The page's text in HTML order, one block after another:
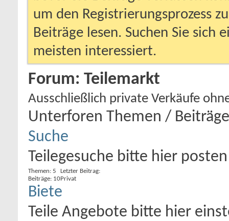
um den Registrierungsprozess
Beiträge lesen. Suchen Sie sich
meisten interessiert.
Forum: Teilemarkt
Ausschließlich private Verkäufe
Unterforen Themen /
Suche
Teilegesuche bitte hier
Themen: 5
Beiträge: 10
Letzter Beitrag:
Privat
Biete
Teile Angebote bitte hier